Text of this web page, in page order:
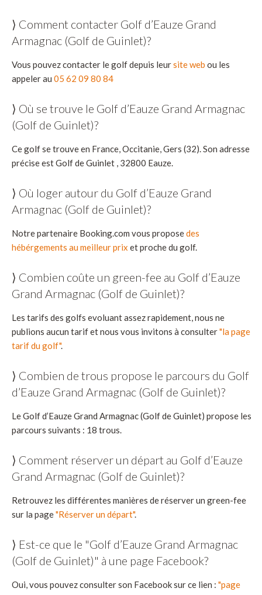
⟩ Comment contacter Golf d’Eauze Grand
Armagnac (Golf de Guinlet)?
Vous pouvez contacter le golf depuis leursite web ou les
appeler au 05 62 09 80 84
⟩ Où se trouve le Golf d’Eauze Grand Armagnac
(Golf de Guinlet)?
Ce golf se trouve en France, Occitanie, Gers (32). Son adresse
précise est Golf de Guinlet , 32800 Eauze.
⟩ Où loger autour du Golf d’Eauze Grand
Armagnac (Golf de Guinlet)?
Notre partenaire Booking.com vous proposedes
hébérgements au meilleur prix et proche du golf.
⟩ Combien coûte un green-fee au Golf d’Eauze
Grand Armagnac (Golf de Guinlet)?
Les tarifs des golfs evoluant assez rapidement, nous ne
publions aucun tarif et nous vous invitons à consulter"la page
tarif du golf".
⟩ Combien de trous propose le parcours du Golf
d’Eauze Grand Armagnac (Golf de Guinlet)?
Le Golf d’Eauze Grand Armagnac (Golf de Guinlet) propose les
parcours suivants : 18 trous.
⟩ Comment réserver un départ au Golf d’Eauze
Grand Armagnac (Golf de Guinlet)?
Retrouvez les différentes manières de réserver un green-fee
sur la page"Réserver un départ".
⟩ Est-ce que le "Golf d’Eauze Grand Armagnac
(Golf de Guinlet)" à une page Facebook?
Oui, vous pouvez consulter son Facebook sur ce lien : "page